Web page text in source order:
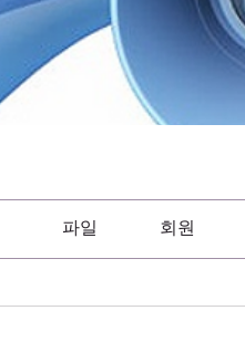
파일 회원